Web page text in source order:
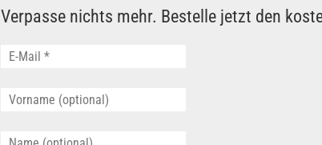
Verpasse nichts mehr. Bestelle jetzt den